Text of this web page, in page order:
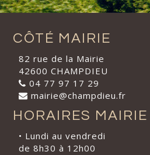
CÔTÉ MAIRIE
82 rue de la Mairie
42600 CHAMPDIEU
04 77 97 17 29
mairie@champdieu.fr
HORAIRES MAIRIE
• Lundi au vendredi
de 8h30 à 12h00